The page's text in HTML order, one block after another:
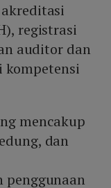
registrasi
auditor dan
kompetensi
mencakup
dan
penggunaan